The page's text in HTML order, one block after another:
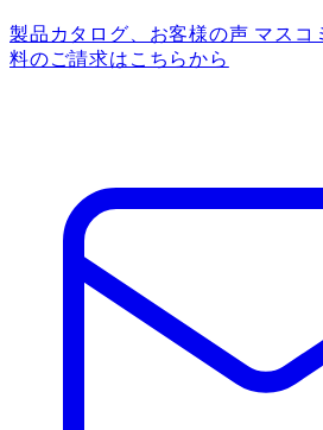
製品カタログ、お客様の声 マスコ
料のご請求はこちらから